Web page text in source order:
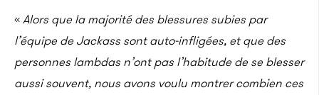
«Alors que la majorité des blessures subies par
l’équipe de Jackass sont auto-infligées, et que des
personnes lambdas n’ont pas l’habitude de se blesser
aussi souvent, nous avons voulu montrer combien ces